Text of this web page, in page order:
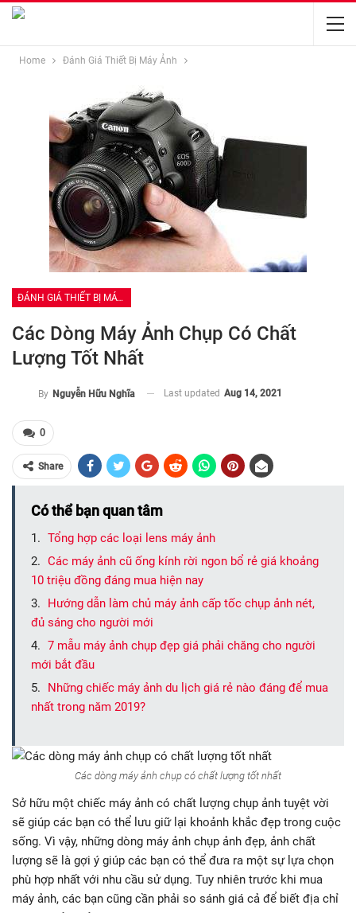
Home Đánh Giá Thiết Bị Máy Ảnh
ĐÁNH GIÁ THIẾT BỊ MÁY ẢNH
Các Dòng Máy Ảnh Chụp Có Chất
Lượng Tốt Nhất
By Nguyễn Hữu Nghĩa Last updated Aug 14, 2021
0
Share
Có thể bạn quan tâm
Tổng hợp các loại lens máy ảnh
Các máy ảnh cũ ống kính rời ngon bổ rẻ giá khoảng
10 triệu đồng đáng mua hiện nay
Hướng dẫn làm chủ máy ảnh cấp tốc chụp ảnh nét,
đủ sáng cho người mới
7 mẫu máy ảnh chụp đẹp giá phải chăng cho người
mới bắt đầu
Những chiếc máy ảnh du lịch giá rẻ nào đáng để mua
nhất trong năm 2019?
Các dòng máy ảnh chụp có chất lượng tốt nhất
Sở hữu một chiếc máy ảnh có chất lượng chụp ảnh tuyệt vời
sẽ giúp các bạn có thể lưu giữ lại khoảnh khắc đẹp trong cuộc
sống. Vì vậy, những dòng máy ảnh chụp ảnh đẹp, ảnh chất
lượng sẽ là gợi ý giúp các bạn có thể đưa ra một sự lựa chọn
phù hợp nhất với nhu cầu sử dụng. Tuy nhiên trước khi mua
máy ảnh, các bạn cũng cần phải so sánh giá cả để biết địa chỉ